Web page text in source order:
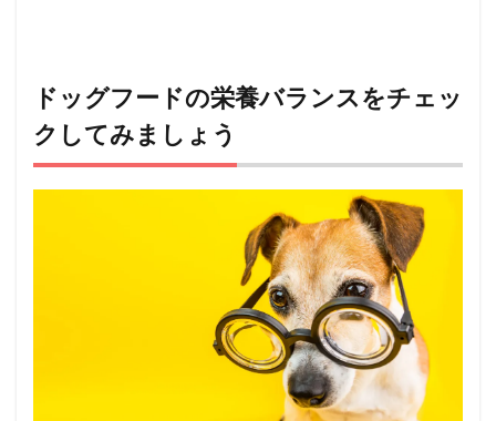
ドッグフードの栄養バランスをチェッ
クしてみましょう